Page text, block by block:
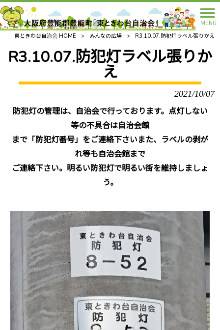
MENU
東ときわ台自治会 HOME
> みんなの広場 > R3.10.07.防犯灯ラベル張りかえ
R3.10.07.防犯灯ラベル張りか
え
2021/10/07
防犯灯の管理は、自治会で行っております。点灯しない
等の不具合は自治会館
まで「防犯灯番号」をご連絡下さいまた、ラベルの剥が
れ等も自治会館まで
ご連絡下さい。明るい防犯灯で明るい街を維持しましょ
う。